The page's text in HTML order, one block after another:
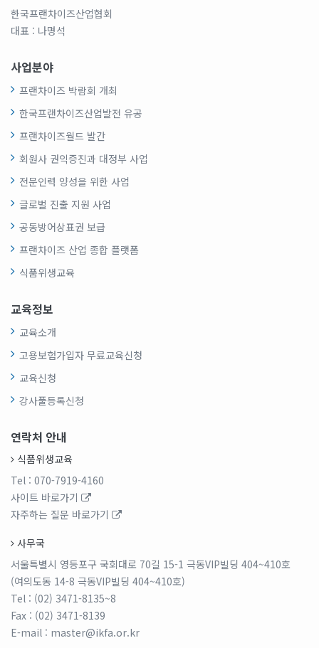
한국프랜차이즈산업협회
대표 : 나명석
사업분야
프랜차이즈 박람회 개최
한국프랜차이즈산업발전 유공
프랜차이즈월드 발간
회원사 권익증진과 대정부 사업
전문인력 양성을 위한 사업
글로벌 진출 지원 사업
공동방어상표권 보급
프랜차이즈 산업 종합 플랫폼
식품위생교육
교육정보
교육소개
고용보험가입자 무료교육신청
교육신청
강사풀등록신청
연락처 안내
식품위생교육
Tel : 070-7919-4160
사이트 바로가기
자주하는 질문 바로가기
사무국
서울특별시 영등포구 국회대로 70길 15-1 극동VIP빌딩 404~410호
(여의도동 14-8 극동VIP빌딩 404~410호)
Tel : (02) 3471-8135~8
Fax : (02) 3471-8139
E-mail : master@ikfa.or.kr